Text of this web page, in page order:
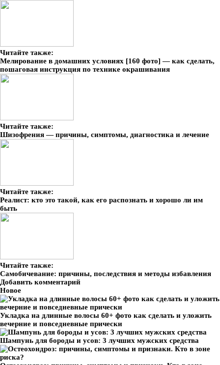
Читайте также:
Мелирование в домашних условиях [160 фото] — как сделать,
пошаговая инструкция по технике окрашивания
Читайте также:
Шизофрения — причины, симптомы, диагностика и лечение
Читайте также:
Реалист: кто это такой, как его распознать и хорошо ли им
быть
Читайте также:
Самобичевание: причины, последствия и методы избавления
Добавить комментарий
Новое
Укладка на длинные волосы 60+ фото как сделать и уложить
вечерние и повседневные прически
Шампунь для бороды и усов: 3 лучших мужских средства